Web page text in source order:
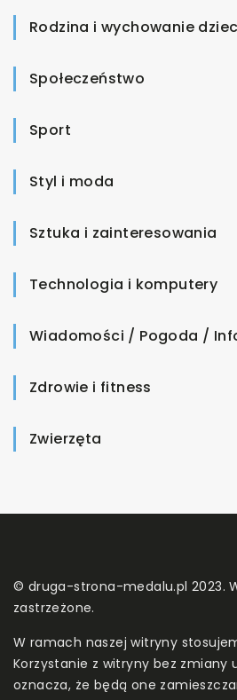
Rodzina i wychowanie
Społeczeństwo
Sport
Styl i moda
Sztuka i zainteresowania
Technologia i komputery
Wiadomości / Pogoda /
Zdrowie i fitness
Zwierzęta
© druga-strona-medalu.pl 2023.
zastrzeżone.
W ramach naszej witryny
Korzystanie z witryny bez zmiany
oznacza, że będą one